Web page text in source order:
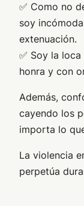
✅ Como no
soy
extenuación.
✅ Soy la
honra y con
Además,
cayendo los
importa lo
La violencia
perpetúa